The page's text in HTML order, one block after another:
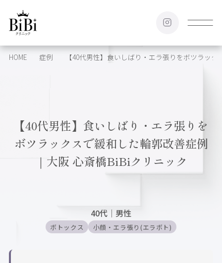
HOME 症例 【40代男性】食いしばり・エラ張りをボツラッ
【40代男性】食いしばり・エラ張りを
ボツラックスで緩和した輪郭改善症例
｜大阪 心斎橋BiBiクリニック
40代 ｜ 男性
ボトックス 小顔・エラ張り(エラボト)